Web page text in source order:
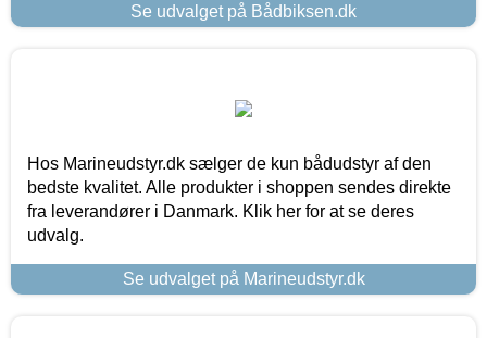
Se udvalget på Bådbiksen.dk
Hos Marineudstyr.dk sælger de kun bådudstyr af den
bedste kvalitet. Alle produkter i shoppen sendes direkte
fra leverandører i Danmark. Klik her for at se deres
udvalg.
Se udvalget på Marineudstyr.dk